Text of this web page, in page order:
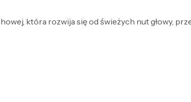
która rozwija się od świeżych nut głowy,